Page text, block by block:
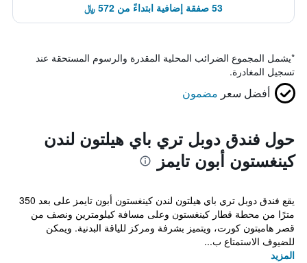
53 صفقة إضافية ابتداءً من 572 ﷼
*يشمل المجموع الضرائب المحلية المقدرة والرسوم المستحقة عند
تسجيل المغادرة.
أفضل سعر مضمون
حول فندق دوبل تري باي هيلتون لندن
كينغستون أبون تايمز
يقع فندق دوبل تري باي هيلتون لندن كينغستون أبون تايمز على بعد 350
مترًا من محطة قطار كينغستون وعلى مسافة كيلومترين ونصف من
قصر هامبتون كورت، ويتميز بشرفة ومركز للياقة البدنية. ويمكن
للضيوف الاستمتاع ب...
المزيد